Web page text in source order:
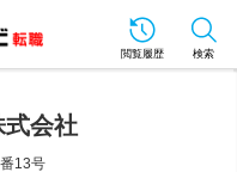
閲覧履歴 検索
式会社
番13号